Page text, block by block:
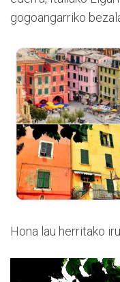
gogoangarriko
Hona lau herritako